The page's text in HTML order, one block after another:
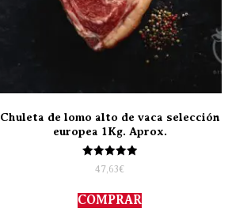
Chuleta de lomo alto de vaca selección
europea 1Kg. Aprox.
Valorado
con
de 5
47,63€
COMPRAR